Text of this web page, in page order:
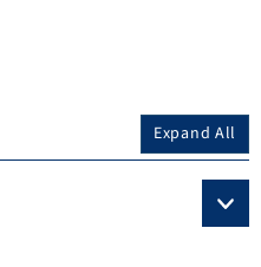
Expand All